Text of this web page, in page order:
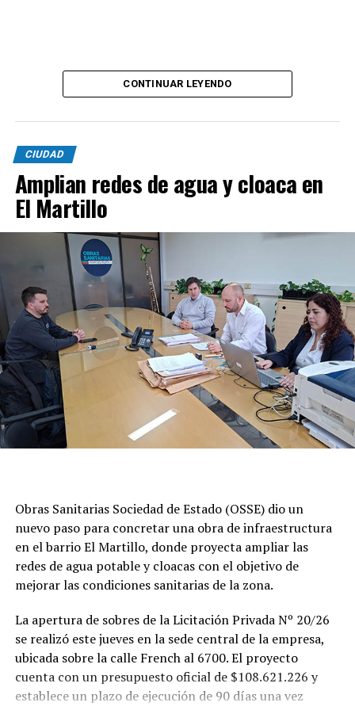
CONTINUAR LEYENDO
CIUDAD
Amplian redes de agua y cloaca en
El Martillo
Obras Sanitarias Sociedad de Estado (OSSE) dio un
nuevo paso para concretar una obra de infraestructura
en el barrio El Martillo, donde proyecta ampliar las
redes de agua potable y cloacas con el objetivo de
mejorar las condiciones sanitarias de la zona.
La apertura de sobres de la Licitación Privada Nº 20/26
se realizó este jueves en la sede central de la empresa,
ubicada sobre la calle French al 6700. El proyecto
cuenta con un presupuesto oficial de $108.621.226 y
establece un plazo de ejecución de 90 días una vez